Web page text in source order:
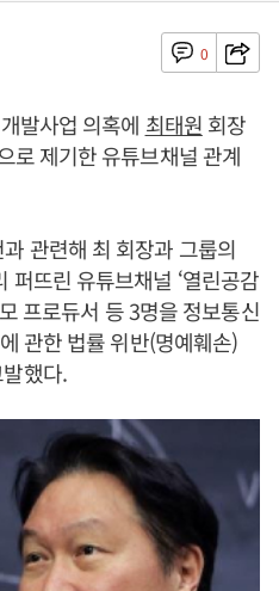
0
발사업 의혹에 최태원 회장
로 제기한 유튜브채널 관계
관련해 최 회장과 그룹의
퍼뜨린 유튜브채널 ‘열린공감
프로듀서 등 3명을 정보통신
관한 법률 위반(명예훼손)
했다.